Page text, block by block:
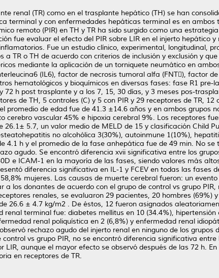
renal (TR) como en el trasplante hepático (TH) se han
terminal y con enfermedades hepáticas terminal es en ambos
remoto (PIR) en TH y TR ha sido surgido como una
fue evaluar el efecto del PIR sobre LIR en el injerto hepático
Fue un estudio clínico, experimental, longitudinal,
a TR o TH de acuerdo con criterios de inclusión y exclusión y
mediante la aplicación de un torniquete neumático en
(IL6), factor de necrosis tumoral alfa (FNT), factor
hematológicos y bioquímicos en diversas fases: fase R1
72 h post trasplante y a los 7, 15, 30 días, y 3 meses pos-
de TH, 5 controles (C) y 5 con PIR y 29 receptores de TR,
promedio de edad fue de 41.3 ±14.6 años y en ambos grupos
vascular 45% e hipoxia cerebral 9%. Los receptores
5.7, un valor medio de MELD de 15 y clasificación Child
no alcohólica 3(30%), autoinmune 1(10%),
4.1 h y el promedio de la fase anhepática fue de 49 min. No
agudo. Se encontró diferencia xvii significativa entre los
e ICAM-1 en la mayoría de las fases, siendo valores más
diferencia significativa en IL-1 y FCEV en todas las fases
mujeres. Las causas de muerte cerebral fueron: un
a los donantes de acuerdo con el grupo de control vs grupo
renales, se evaluaron 29 pacientes, 20 hombres (69%)
26.6 ± 4.7 kg/m2 . De éstos, 12 fueron asignados
terminal fue: diabetes mellitus en 10 (34.4%),
renal poliquística en 2 (6,8%) y enfermedad renal
rechazo agudo del injerto renal en ninguno de los
vs grupo PIR, no se encontró diferencia significativa
LIR, aunque el mayor efecto se observó después de las 72 h.
en receptores de TR.